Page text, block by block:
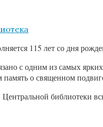
115 лет со дня
с одним из самых
о священном
библиотеки